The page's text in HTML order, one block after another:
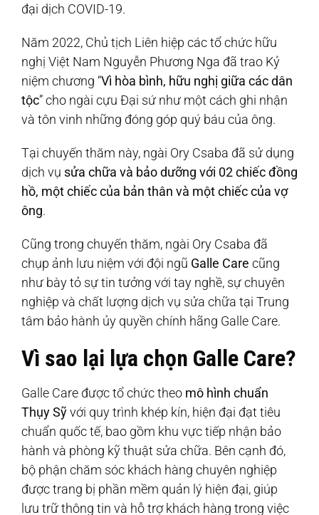
đại dịch COVID-19.
Năm 2022, Chủ tịch Liên hiệp các tổ chức hữu
nghị Việt Nam Nguyễn Phương Nga đã trao Kỷ
niệm chương “Vì hòa bình, hữu nghị giữa các dân
tộc” cho ngài cựu Đại sứ như một cách ghi nhận
và tôn vinh những đóng góp quý báu của ông.
Tại chuyến thăm này, ngài Ory Csaba đã sử dụng
dịch vụ sửa chữa và bảo dưỡng với 02 chiếc đồng
hồ, một chiếc của bản thân và một chiếc của vợ
ông.
Cũng trong chuyến thăm, ngài Ory Csaba đã
chụp ảnh lưu niệm với đội ngũ Galle Care cũng
như bày tỏ sự tin tưởng với tay nghề, sự chuyên
nghiệp và chất lượng dịch vụ sửa chữa tại Trung
tâm bảo hành ủy quyền chính hãng Galle Care.
Vì sao lại lựa chọn Galle Care?
Galle Care được tổ chức theo mô hình chuẩn
Thụy Sỹvới quy trình khép kín, hiện đại đạt tiêu
chuẩn quốc tế, bao gồm khu vực tiếp nhận bảo
hành và phòng kỹ thuật sửa chữa. Bên cạnh đó,
bộ phận chăm sóc khách hàng chuyên nghiệp
được trang bị phần mềm quản lý hiện đại, giúp
lưu trữ thông tin và hỗ trợ khách hàng trong việc